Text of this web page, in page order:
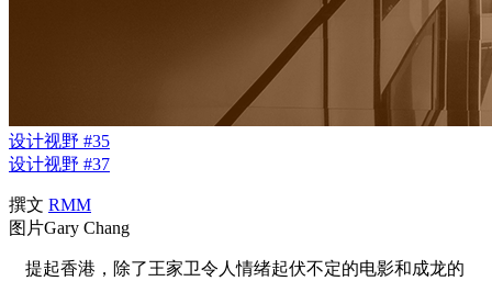
设计视野 #35
设计视野 #37
撰文 RMM
图片Gary Chang
提起香港，除了王家卫令人情绪起伏不定的电影和成龙的